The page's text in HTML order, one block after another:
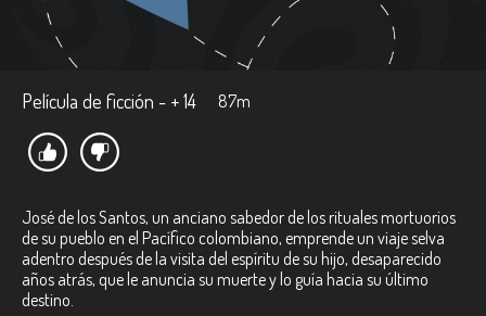
Película de ficción - + 14 87m
José de los Santos, un anciano sabedor de los rituales mortuorios
de su pueblo en el Pacífico colombiano, emprende un viaje selva
adentro después de la visita del espíritu de su hijo, desaparecido
años atrás, que le anuncia su muerte y lo guía hacia su último
destino.